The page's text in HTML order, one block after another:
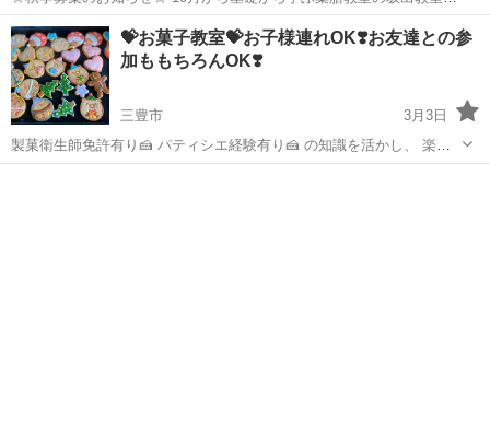
二期がスタートします。 毎月第二火曜日10時～ ☆基礎から学ぶ薬膳教
室とは☆ まずは薬膳ってなあに？から私達が日々食べている食べ物、
飲み物...
香川 坂出市 薬膳
💝お菓子教室💝お子様連れOK❣️お友達との参
加ももちろんOK❣️
三豊市
3月3日
製菓衛生師免許有り🍰 パティシエ経験有り🍰 の知識を活かし、 楽し
い時間を共有したい…❤️ 🌟お菓子は作りたいけど、 ガッツリお菓子教